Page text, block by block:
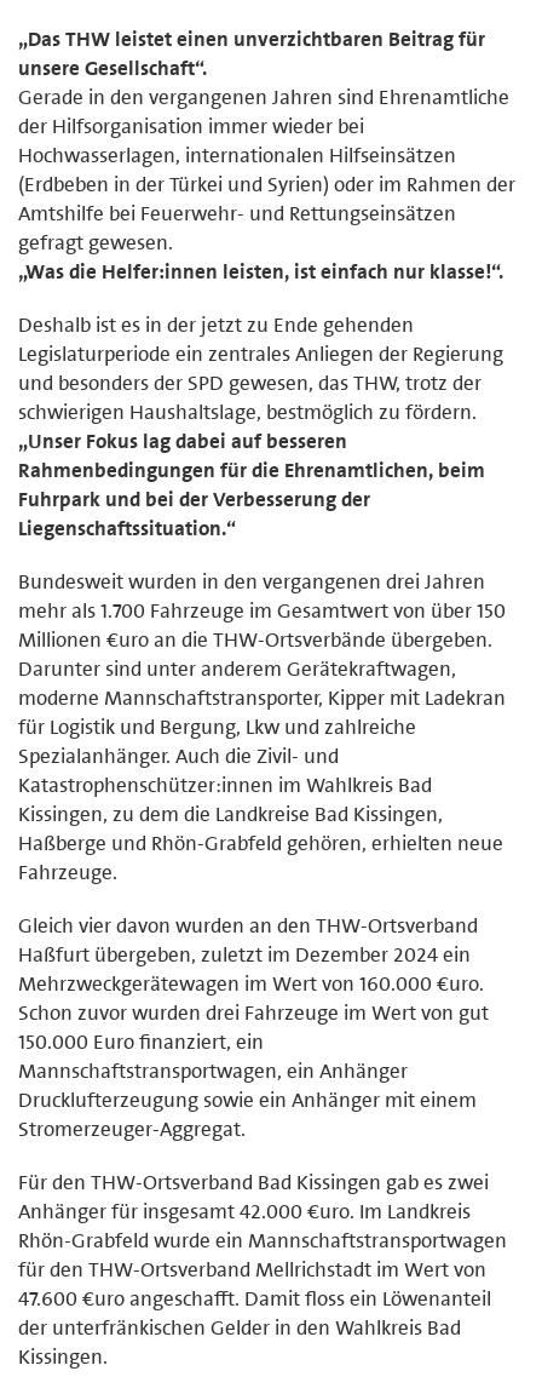
„Das THW leistet einen unverzichtbaren Beitrag für
unsere Gesellschaft“.
Gerade in den vergangenen Jahren sind Ehrenamtliche
der Hilfsorganisation immer wieder bei
Hochwasserlagen, internationalen Hilfseinsätzen
(Erdbeben in der Türkei und Syrien) oder im Rahmen der
Amtshilfe bei Feuerwehr- und Rettungseinsätzen
gefragt gewesen.
„Was die Helfer:innen leisten, ist einfach nur klasse!“.
Deshalb ist es in der jetzt zu Ende gehenden
Legislaturperiode ein zentrales Anliegen der Regierung
und besonders der SPD gewesen, das THW, trotz der
schwierigen Haushaltslage, bestmöglich zu fördern.
„Unser Fokus lag dabei auf besseren
Rahmenbedingungen für die Ehrenamtlichen, beim
Fuhrpark und bei der Verbesserung der
Liegenschaftssituation.“
Bundesweit wurden in den vergangenen drei Jahren
mehr als 1.700 Fahrzeuge im Gesamtwert von über 150
Millionen €uro an die THW-Ortsverbände übergeben.
Darunter sind unter anderem Gerätekraftwagen,
moderne Mannschaftstransporter, Kipper mit Ladekran
für Logistik und Bergung, Lkw und zahlreiche
Spezialanhänger. Auch die Zivil- und
Katastrophenschützer:innen im Wahlkreis Bad
Kissingen, zu dem die Landkreise Bad Kissingen,
Haßberge und Rhön-Grabfeld gehören, erhielten neue
Fahrzeuge.
Gleich vier davon wurden an den THW-Ortsverband
Haßfurt übergeben, zuletzt im Dezember 2024 ein
Mehrzweckgerätewagen im Wert von 160.000 €uro.
Schon zuvor wurden drei Fahrzeuge im Wert von gut
150.000 Euro finanziert, ein
Mannschaftstransportwagen, ein Anhänger
Drucklufterzeugung sowie ein Anhänger mit einem
Stromerzeuger-Aggregat.
Für den THW-Ortsverband Bad Kissingen gab es zwei
Anhänger für insgesamt 42.000 €uro. Im Landkreis
Rhön-Grabfeld wurde ein Mannschaftstransportwagen
für den THW-Ortsverband Mellrichstadt im Wert von
47.600 €uro angeschafft. Damit floss ein Löwenanteil
der unterfränkischen Gelder in den Wahlkreis Bad
Kissingen.